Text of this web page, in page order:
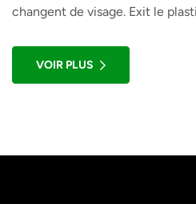
changent de visage. Exit le
éco-chic. J’ai encore en tête la
pâtissier de quartier glisser ses
VOIR PLUS